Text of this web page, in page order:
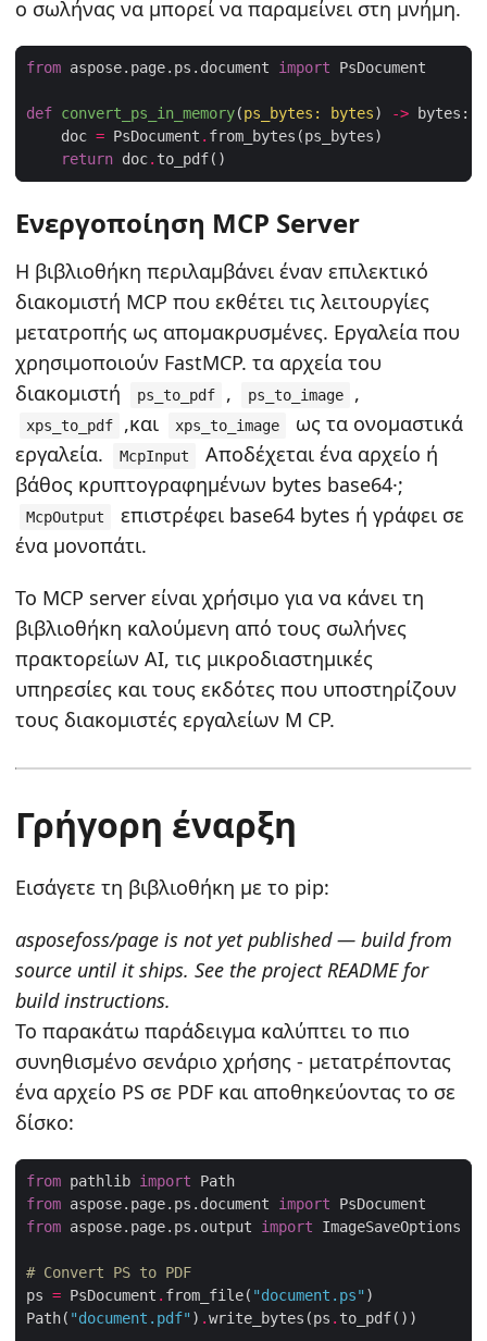
ο σωλήνας να μπορεί να παραμείνει στη μνήμη.
from aspose.page.ps.document import
def convert_ps_in_memory(ps_bytes: bytes) -> bytes:
    doc
= PsDocument .
return doc.
Ενεργοποίηση MCP Server
Η βιβλιοθήκη περιλαμβάνει έναν επιλεκτικό
διακομιστή MCP που εκθέτει τις λειτουργίες
μετατροπής ως απομακρυσμένες. Εργαλεία που
χρησιμοποιούν FastMCP. τα αρχεία του
διακομιστή
ps_to_pdf , ps_to_image ,
xps_to_pdf ,και xps_to_image
ως τα ονομαστικά
εργαλεία.
McpInput
Αποδέχεται ένα αρχείο ή
βάθος κρυπτογραφημένων bytes base64·;
McpOutput
επιστρέφει base64 bytes ή γράφει σε
ένα μονοπάτι.
Το MCP server είναι χρήσιμο για να κάνει τη
βιβλιοθήκη καλούμενη από τους σωλήνες
πρακτορείων AI, τις μικροδιαστημικές
υπηρεσίες και τους εκδότες που υποστηρίζουν
τους διακομιστές εργαλείων M CP.
Γρήγορη έναρξη
Εισάγετε τη βιβλιοθήκη με το pip:
asposefoss/page is not yet published — build from
source until it ships. See the project README for
build instructions.
Το παρακάτω παράδειγμα καλύπτει το πιο
συνηθισμένο σενάριο χρήσης - μετατρέποντας
ένα αρχείο PS σε PDF και αποθηκεύοντας το σε
δίσκο:
from pathlib import
from aspose.page.ps.document import
from aspose.page.ps.output import
# Convert PS to PDF
ps = PsDocument . from_file( "document.ps"
Path( "document.pdf" ) .write_bytes(ps .